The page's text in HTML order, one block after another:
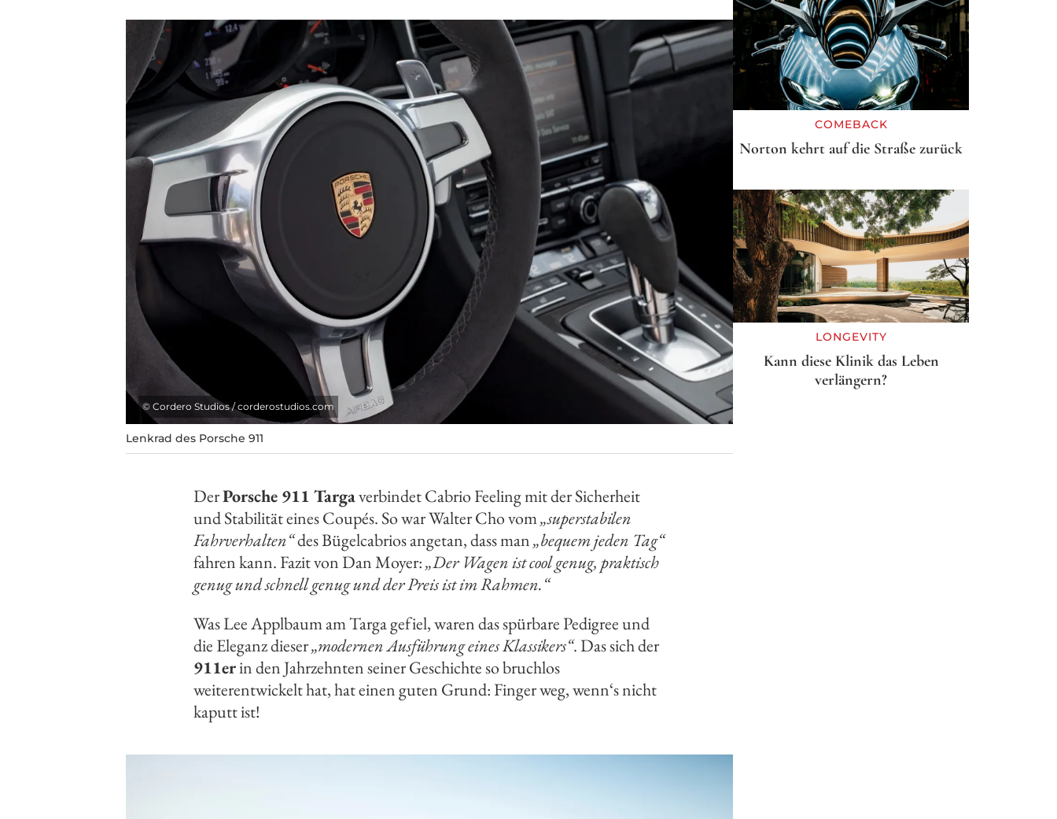
COMEBACK
Norton kehrt auf die Straße zurück
LONGEVITY
Kann diese Klinik das Leben
verlängern?
© Cordero Studios / corderostudios.com
Lenkrad des Porsche 911
DerPorsche 911 Targaverbindet Cabrio Feeling mit der Sicherheit
und Stabilität eines Coupés. So war Walter Cho vom„superstabilen
Fahrverhalten“des Bügelcabrios angetan, dass man„bequem jeden Tag“
fahren kann. Fazit von Dan Moyer:„Der Wagen ist cool genug, praktisch
genug und schnell genug und der Preis ist im Rahmen.“
Was Lee Applbaum am Targa gefiel, waren das spürbare Pedigree und
die Eleganz dieser„modernen Ausführung eines Klassikers“. Das sich der
911erin den Jahrzehnten seiner Geschichte so bruchlos
weiterentwickelt hat, hat einen guten Grund: Finger weg, wenn‘s nicht
kaputt ist!